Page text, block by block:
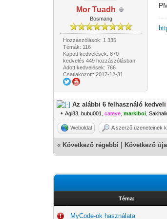
Mor Tuadh
Bosmang
Hozzászólások: 1 335
Témák: 116
Kapott kedvelések: 870
kedvelés 449 hozzászólásban
Adott kedvelések: 766
Csatlakozott: 2017-12-31
Az alábbi 6 felhasználó kedveli
•Agi83 ,bubu001 ,cateye ,markiboi ,
Weboldal A szerző üzeneteinek
« Következő régebbi Következő
Téma:
MyCode-ok használata